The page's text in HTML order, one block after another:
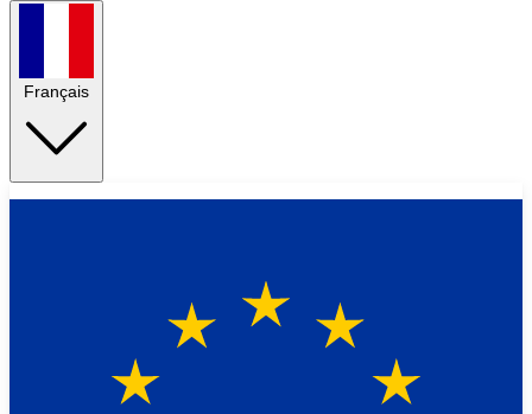
Français